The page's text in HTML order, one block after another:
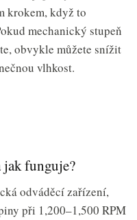
krokem, když to
mechanický stupeň
obvykle můžete snížit
vlhkost.
jak funguje?
odváděcí zařízení,
při 1,200–1,500 RPM